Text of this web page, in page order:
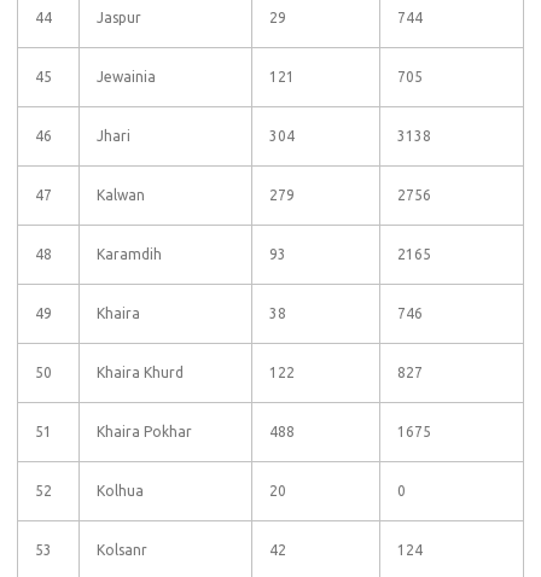
44 Jaspur 29 744
45 Jewainia 121 705
46 Jhari 304 3138
47 Kalwan 279 2756
48 Karamdih 93 2165
49 Khaira 38 746
50 Khaira Khurd 122 827
51 Khaira Pokhar 488 1675
52 Kolhua 20 0
53 Kolsanr 42 124